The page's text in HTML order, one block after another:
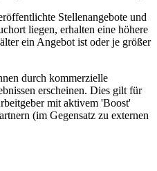
Stellenangebote und
liegen, erhalten eine höhere
ein Angebot ist oder je größer
durch kommerzielle
erscheinen. Dies gilt für
mit aktivem 'Boost'
(im Gegensatz zu externen